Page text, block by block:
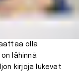
olla
lähinnä
kirjoja lukevat